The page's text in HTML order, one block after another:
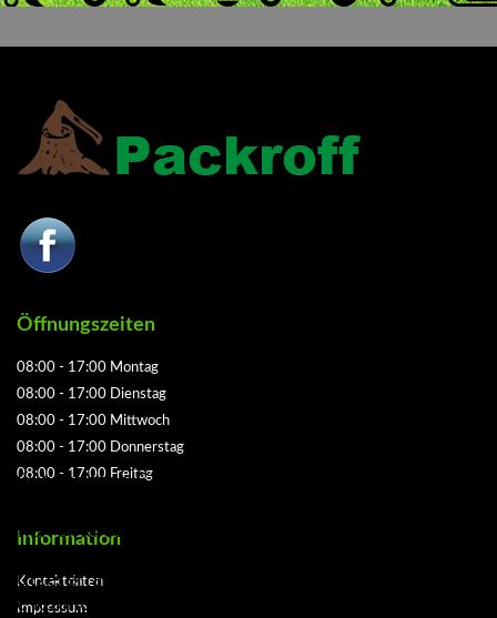
Öffnungszeiten
08:00 - 17:00 Montag
08:00 - 17:00 Dienstag
08:00 - 17:00 Mittwoch
08:00 - 17:00 Donnerstag
08:00 - 17:00 Freitag
Information
Kontaktdaten
Impressum
Wir benutzen Cookies
ihnen sind essenziell für den Betrieb der Seite,
Nutzererfahrung zu verbessern (Tracking Cookies).
Sie können selbst entscheiden, ob Sie die Cookies